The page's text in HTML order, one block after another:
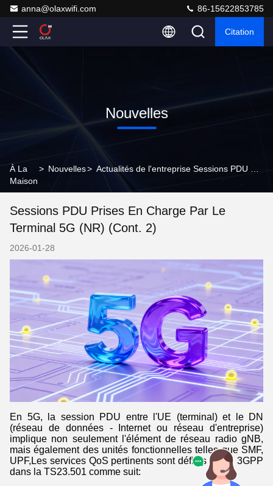
anna@olaxwifi.com 86-15622853785
Citation
Nouvelles
À La
Maison
> Nouvelles>
Sessions PDU Prises En Charge Par Le
Terminal 5G (NR) (Cont. 2)
2026-01-28
En 5G, la session PDU entre l'UE (terminal) et le DN
(réseau de données - Internet ou réseau d'entreprise)
implique non seulement l'élément de réseau radio gNB,
mais également des unités fonctionnelles telles que SMF,
UPF,Les services QoS pertinents sont définis par le 3GPP
dans la TS23.501 comme suit: